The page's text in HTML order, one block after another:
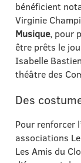
bénéficient
Virginie
Musique, pour
être prêts le
Isabelle
théâtre des
Des
Pour renforcer
associations
Les Amis du